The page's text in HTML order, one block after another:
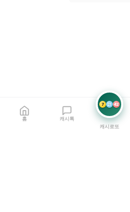
홈 캐시톡
7 21 42
캐시로또